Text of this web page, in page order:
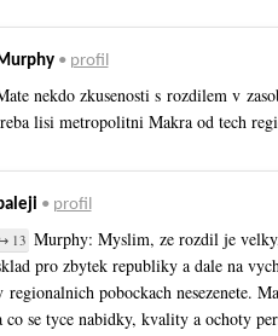
• profil
nekdo zkusenosti s rozdilem v
lisi metropolitni Makra od tech
• profil
13 Murphy: Myslim, ze rozdil je
pro zbytek republiky a dale na
regionalnich pobockach nesezenete.
co se tyce nabidky, kvality a ochoty